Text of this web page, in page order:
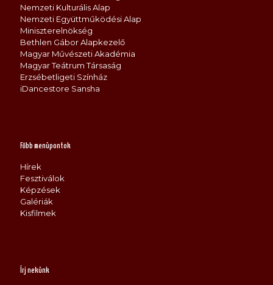
Nemzeti Kulturális Alap
Nemzeti Együttműködési Alap
Miniszterelnökség
Bethlen Gábor Alapkezelő
Magyar Művészeti Akadémia
Magyar Teátrum Társaság
Erzsébetligeti Színház
iDancestore Sansha
Főbb menüpontok
Hírek
Fesztiválok
Képzések
Galériák
Kisfilmek
Írj nekünk